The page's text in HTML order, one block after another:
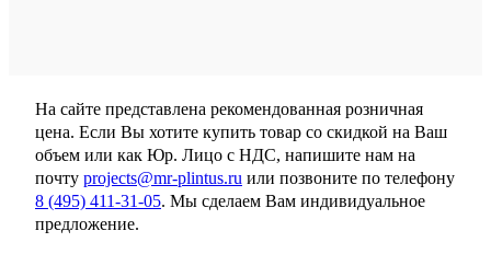
На сайте представлена рекомендованная розничная
цена. Если Вы хотите купить товар со скидкой на Ваш
объем или как Юр. Лицо с НДС, напишите нам на
почту projects@mr-plintus.ru или позвоните по телефону
8 (495) 411-31-05. Мы сделаем Вам индивидуальное
предложение.